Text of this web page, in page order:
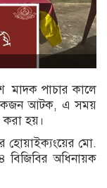
মাদক পাচার কালে
একজন আটক, এ সময়
করা হয়।
মো.
বিজিবির অধিনায়ক